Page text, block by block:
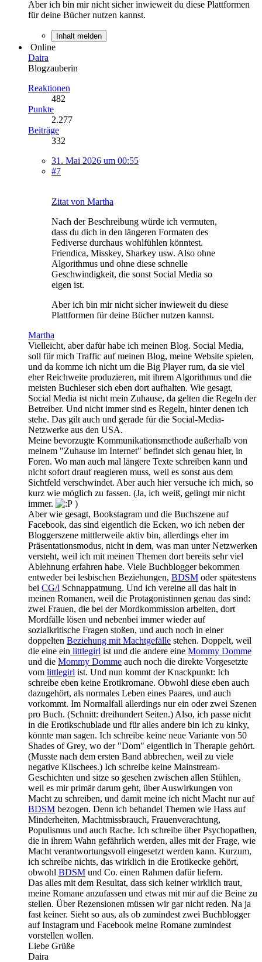
Aber ich bin mir nicht sicher inwieweit du diese Plattformen
für deine Bücher nutzen kannst.
Inhalt melden
Online
Daira
Blogzauberin
Reaktionen
482
Punkte
2.277
Beiträge
332
31. Mai 2026 um 00:55
#7
Zitat von Martha
Nach der Beschreibung würde ich vermuten,
dass du dich in den längeren Formaten des
Fediverse durchaus wohlfühlen könntest.
Friendica, Misskey, Sharkey usw. Also ohne
Algorithmus und ohne diese schnelle
Geschwindigkeit, die sonst Social Media so
eigen ist.
Aber ich bin mir nicht sicher inwieweit du diese
Plattformen für deine Bücher nutzen kannst.
Martha
Vielleicht, aber dafür habe ich meinen Blog. Social Media,
soll für mich Traffic auf meinen Blog, meine Website spielen,
und da komme ich nicht um die Big Player rum, da sie viel
eher Reichweite produzieren, mit ihrem Algorithmus und die
meisten Buchleser sich eben dort aufhalten. Wie gesagt,
Social Media ist nicht mein Zuhause, da gelten die Regeln der
Betreiber. Und nicht immer sind es Regeln, hinter denen ich
stehe. Das gilt auch und gerade für die Social-Media-
Netzwerke aus den USA.
Meine bevorzugte Kommunikationsmethode außerhalb von
meinem "Zuhause im Internet" befindet sich genau hier, in
Foren. Wo man auch mal längere Texte schreiben kann und
nicht sofort drauf reagieren muss, weil es sonst aus dem
Sichtfeld verschwindet. Aber auch hier versuche ich mich, so
kurz wie möglich zu fassen. (Ja, ich weiß, gelingt mir nicht
immer.
)
Aber wie gesagt, Bookstagram und die Buchszene auf
Facebook, das sind eigentlich die Ecken, wo ich neben der
Bloggerszene mittlerweile aktiv bin, allerdings eher im
Präsentationsmodus, nicht in dem, was man unter Netzwerken
versteht, weil ich mit meinen Themen dort bereits sehr viel
Ablehnung erfahren habe. Viele Buchblogger bekommen
entweder bei lesbischen Beziehungen, BDSM oder spätestens
bei CG/l Schnappatmung. Und ich vereine all das halt in
meinen Romanen, weil die Protagonistinnen genau das sind:
zwei Frauen, die bei der Mordkommission arbeiten, dort
Mordfälle lösen und nebenbei immer wieder auf
sozialkritische Fragen stoßen, und auch noch in einer
doppelten Beziehung mit Machtgefälle stehen. Doppelt, weil
die eine ein littlegirl ist und die andere eine Mommy Domme
und die Mommy Domme auch noch die direkte Vorgesetzte
vom littlegirl ist. Und nun kommt der Knackpunkt: Ich
schreibe eben keine Erotikromane. Obwohl diese eben auch
dazugehört, als normales Leben eines Paares, und auch
vorkommt. Im Normalfall allerdings nur ein oder zwei Szenen
pro Buch. (Schnitt: dreihundert Seiten.) Also, ich passe nicht
in die Erotikschublade und für alles andere bin ich zu kinky,
könnte man sagen. Ich schreibe keine neue Variante von 50
Shades of Grey, wo der "Dom" eigentlich in Therapie gehört.
(Musste nach dem ersten Band abbrechen, weil zu viele
negative Klischees.) Ich schreibe keine Mainstream-
Geschichten und sitze so gesehen zwischen allen Stühlen,
weil es mir primär darum geht, über Auswirkungen von
Macht zu schreiben, und damit meine ich nicht Macht nur auf
BDSM bezogen. Denn ich behandel Themen wie Hass auf
Minderheiten, Machtmissbrauch, Frauenverachtung,
Populismus und auch Rache. Ich schreibe über Psychopathen,
die in ihrem Wahn gefährlich werden, alles mit der Frage, wie
Macht verantwortungsvoll eingesetzt werden kann. Kurzum,
ich schreibe nichts, das wirklich in die Erotikecke gehört,
obwohl BDSM und Co. einen Rahmen dafür liefern.
Das alles mit dem Resultat, dass sich keiner wirklich traut,
meine Romane anzufassen und etwas mit mir auf die Beine zu
stellen. Über Rezensionen müssen wir gar nicht reden. Na ja
fast keiner. Sieht so aus, als ob zumindest zwei Buchblogger
auf Instagram und Facebook meine Romane zumindest
vorstellen wollen.
Liebe Grüße
Daira